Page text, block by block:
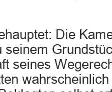
Die
seinem
seines